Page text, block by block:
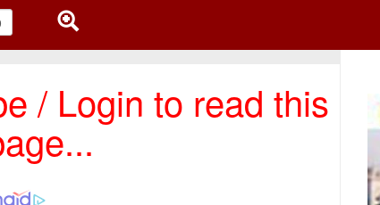
/ Login to read this